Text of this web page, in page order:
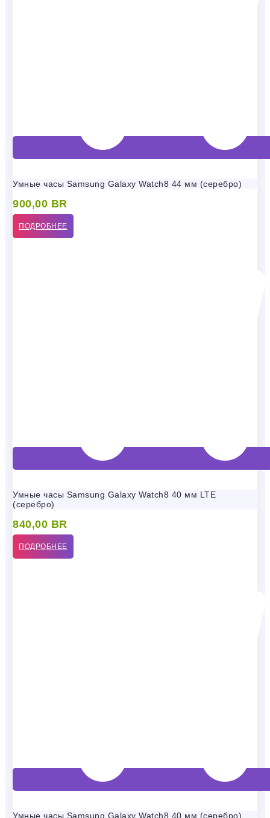
Умные часы Samsung Galaxy Watch8 44 мм (серебро)
900,00 BR
ПОДРОБНЕЕ
Умные часы Samsung Galaxy Watch8 40 мм LTE
(серебро)
840,00 BR
ПОДРОБНЕЕ
Умные часы Samsung Galaxy Watch8 40 мм (серебро)